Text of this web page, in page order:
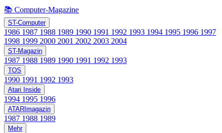
📚 Computer-Magazine
ST-Computer
1986 1987 1988 1989 1990 1991 1992 1993 1994 1995 1996 1997
1998 1999 2000 2001 2002 2003 2004
ST-Magazin
1987 1988 1989 1990 1991 1992 1993
TOS
1990 1991 1992 1993
Atari Inside
1994 1995 1996
ATARImagazin
1987 1988 1989
Mehr